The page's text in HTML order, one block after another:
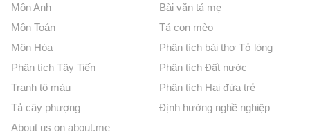
Môn Anh
Môn Toán
Môn Hóa
Phân tích Tây Tiến
Tranh tô màu
Tả cây phượng
About us on about.me
Bài văn tả mẹ
Tả con mèo
Phân tích bài thơ Tỏ lòng
Phân tích Đất nước
Phân tích Hai đứa trẻ
Định hướng nghề nghiệp